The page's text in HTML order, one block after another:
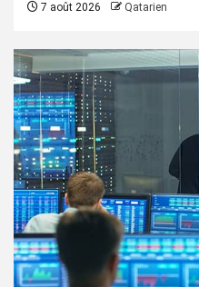
7 août 2026 Qatarien